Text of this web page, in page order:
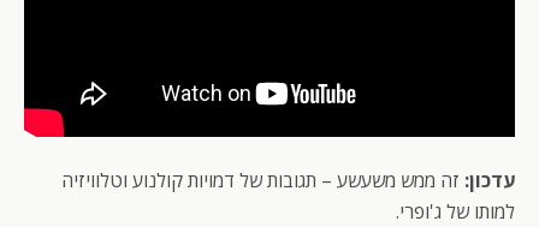
עדכון: זה ממש משעשע – תגובות של דמויות קולנוע וטלוויזיה
למותו של ג'ופרי.